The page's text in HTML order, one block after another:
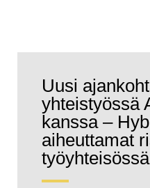
Uusi
yhteistyössä
kanssa –
aiheuttamat
työyhteisössä